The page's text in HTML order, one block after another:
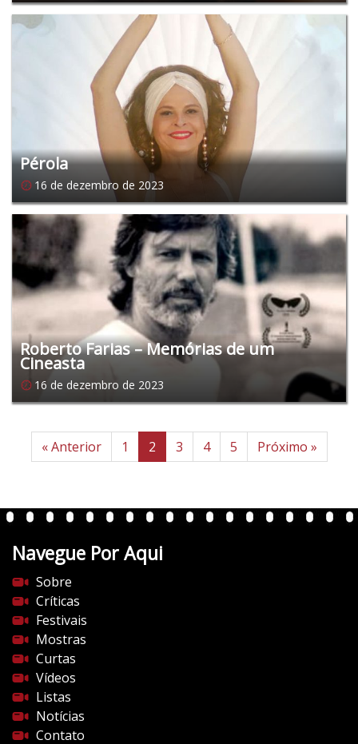
Pérola
16 de dezembro de 2023
Roberto Farias – Memórias de um
Cineasta
16 de dezembro de 2023
« Anterior 1 2 3 4 5 Próximo »
Navegue Por Aqui
Sobre
Críticas
Festivais
Mostras
Curtas
Vídeos
Listas
Notícias
Contato